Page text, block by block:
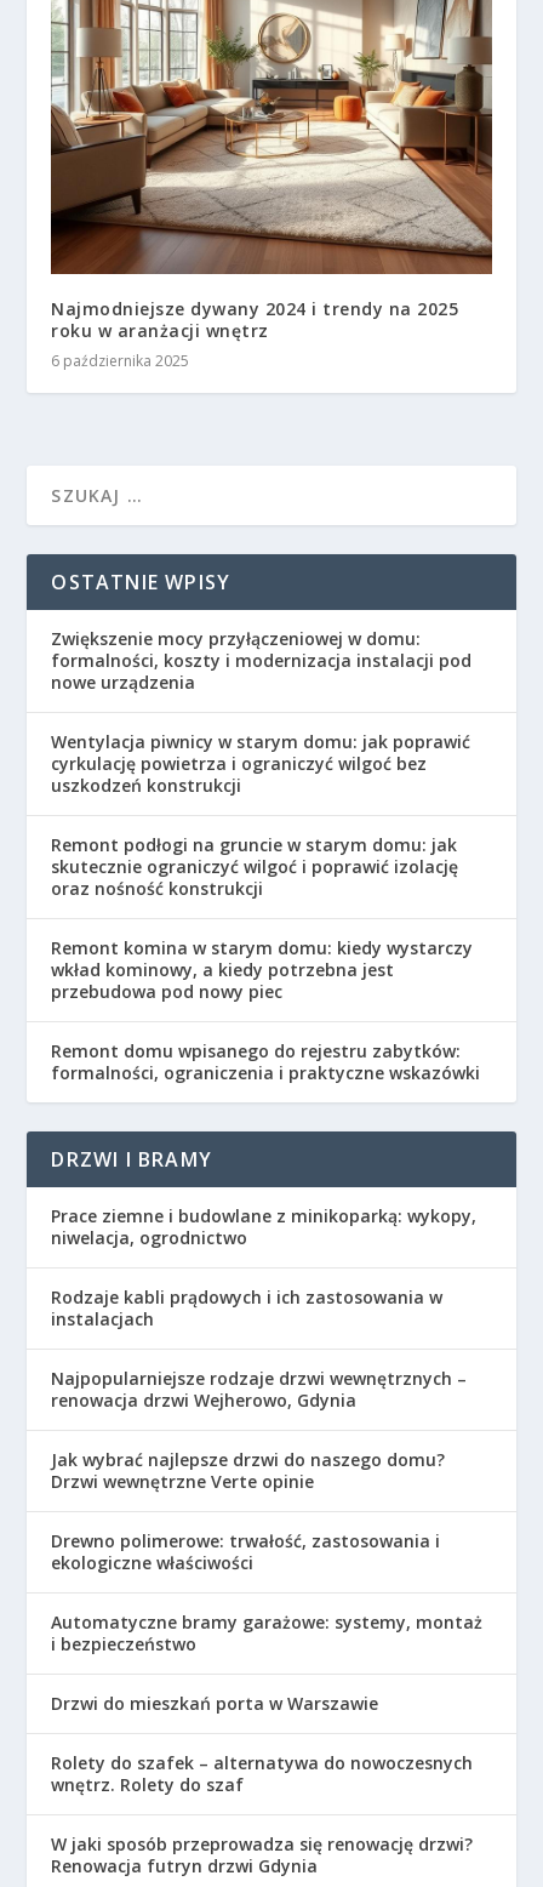
Najmodniejsze dywany 2024 i trendy na 2025
roku w aranżacji wnętrz
6 października 2025
OSTATNIE WPISY
Zwiększenie mocy przyłączeniowej w domu:
formalności, koszty i modernizacja instalacji pod
nowe urządzenia
Wentylacja piwnicy w starym domu: jak poprawić
cyrkulację powietrza i ograniczyć wilgoć bez
uszkodzeń konstrukcji
Remont podłogi na gruncie w starym domu: jak
skutecznie ograniczyć wilgoć i poprawić izolację
oraz nośność konstrukcji
Remont komina w starym domu: kiedy wystarczy
wkład kominowy, a kiedy potrzebna jest
przebudowa pod nowy piec
Remont domu wpisanego do rejestru zabytków:
formalności, ograniczenia i praktyczne wskazówki
DRZWI I BRAMY
Prace ziemne i budowlane z minikoparką: wykopy,
niwelacja, ogrodnictwo
Rodzaje kabli prądowych i ich zastosowania w
instalacjach
Najpopularniejsze rodzaje drzwi wewnętrznych –
renowacja drzwi Wejherowo, Gdynia
Jak wybrać najlepsze drzwi do naszego domu?
Drzwi wewnętrzne Verte opinie
Drewno polimerowe: trwałość, zastosowania i
ekologiczne właściwości
Automatyczne bramy garażowe: systemy, montaż
i bezpieczeństwo
Drzwi do mieszkań porta w Warszawie
Rolety do szafek – alternatywa do nowoczesnych
wnętrz. Rolety do szaf
W jaki sposób przeprowadza się renowację drzwi?
Renowacja futryn drzwi Gdynia